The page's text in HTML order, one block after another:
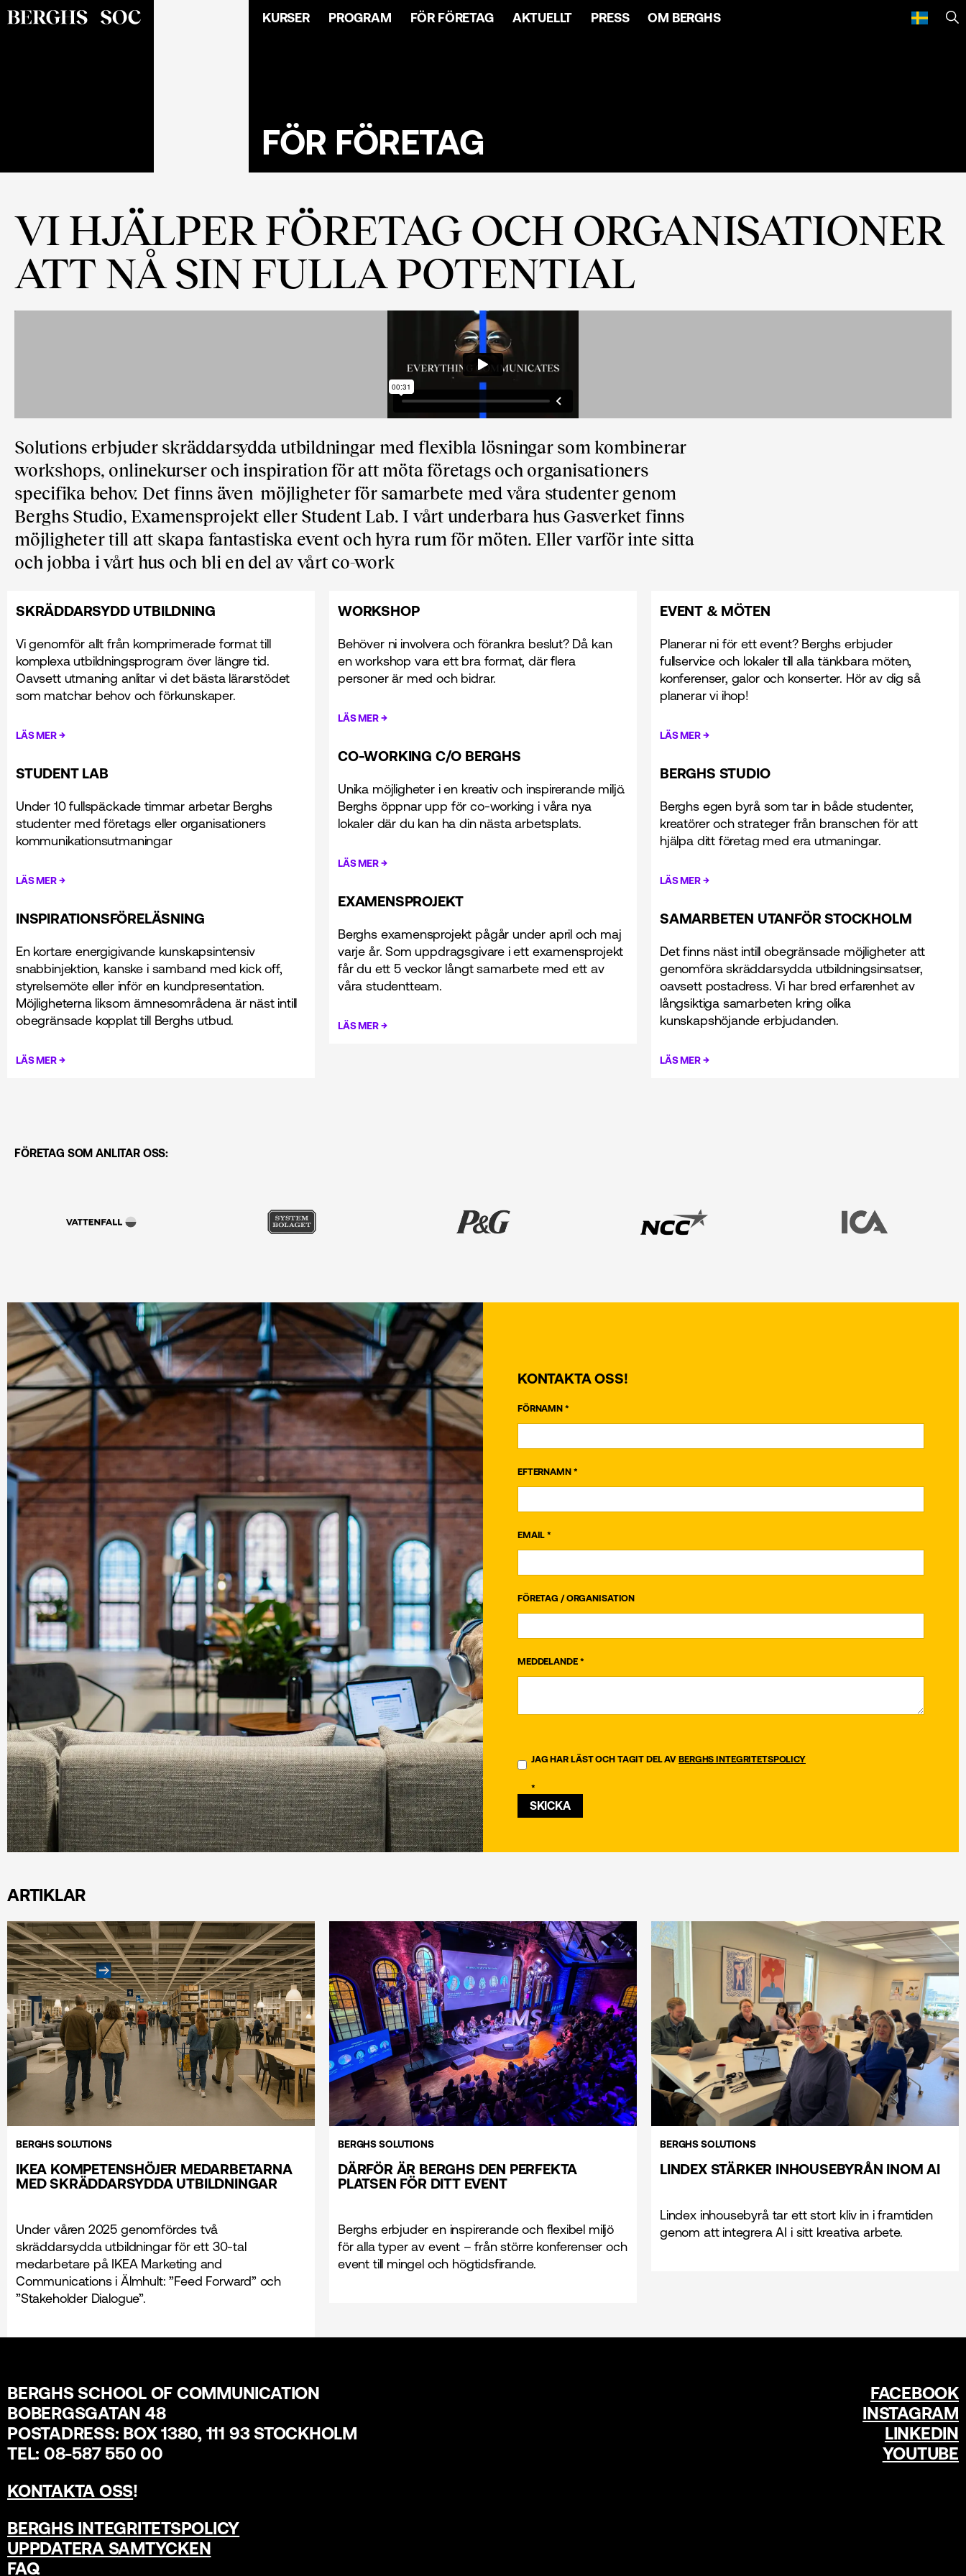
KURSER PROGRAM FÖR FÖRETAG AKTUELLT PRESS OM BERGHS
FÖR FÖRETAG
VI HJÄLPER FÖRETAG OCH ORGANISATIONER
ATT NÅ SIN FULLA POTENTIAL
Solutions erbjuder skräddarsydda utbildningar med flexibla lösningar som kombinerar
workshops, onlinekurser och inspiration för att möta företags och organisationers
specifika behov. Det finns även möjligheter för samarbete med våra studenter genom
Berghs Studio, Examensprojekt eller Student Lab. I vårt underbara hus Gasverket finns
möjligheter till att skapa fantastiska event och hyra rum för möten. Eller varför inte sitta
och jobba i vårt hus och bli en del av vårt co-work
SKRÄDDARSYDD UTBILDNING
Vi genomför allt från komprimerade format till
komplexa utbildningsprogram över längre tid.
Oavsett utmaning anlitar vi det bästa lärarstödet
som matchar behov och förkunskaper.
LÄS MER→
STUDENT LAB
Under 10 fullspäckade timmar arbetar Berghs
studenter med företags eller organisationers
kommunikationsutmaningar
LÄS MER→
INSPIRATIONSFÖRELÄSNING
En kortare energigivande kunskapsintensiv
snabbinjektion, kanske i samband med kick off,
styrelsemöte eller inför en kundpresentation.
Möjligheterna liksom ämnesområdena är näst intill
obegränsade kopplat till Berghs utbud.
LÄS MER→
WORKSHOP
Behöver ni involvera och förankra beslut? Då kan
en workshop vara ett bra format, där flera
personer är med och bidrar.
LÄS MER→
CO-WORKING C/O BERGHS
Unika möjligheter i en kreativ och inspirerande miljö.
Berghs öppnar upp för co-working i våra nya
lokaler där du kan ha din nästa arbetsplats.
LÄS MER→
EXAMENSPROJEKT
Berghs examensprojekt pågår under april och maj
varje år. Som uppdragsgivare i ett examensprojekt
får du ett 5 veckor långt samarbete med ett av
våra studentteam.
LÄS MER→
EVENT & MÖTEN
Planerar ni för ett event? Berghs erbjuder
fullservice och lokaler till alla tänkbara möten,
konferenser, galor och konserter. Hör av dig så
planerar vi ihop!
LÄS MER→
BERGHS STUDIO
Berghs egen byrå som tar in både studenter,
kreatörer och strateger från branschen för att
hjälpa ditt företag med era utmaningar.
LÄS MER→
SAMARBETEN UTANFÖR STOCKHOLM
Det finns näst intill obegränsade möjligheter att
genomföra skräddarsydda utbildningsinsatser,
oavsett postadress. Vi har bred erfarenhet av
långsiktiga samarbeten kring olika
kunskapshöjande erbjudanden.
LÄS MER→
FÖRETAG SOM ANLITAR OSS:
KONTAKTA OSS!
FÖRNAMN *
EFTERNAMN*
EMAIL *
FÖRETAG / ORGANISATION
MEDDELANDE*
JAG HAR LÄST OCH TAGIT DEL AVBERGHS INTEGRITETSPOLICY
*
SKICKA
ARTIKLAR
BERGHS SOLUTIONS
IKEA KOMPETENSHÖJER MEDARBETARNA
MED SKRÄDDARSYDDA UTBILDNINGAR
Under våren 2025 genomfördes två
skräddarsydda utbildningar för ett 30-tal
medarbetare på IKEA Marketing and
Communications i Älmhult: ”Feed Forward” och
”Stakeholder Dialogue”.
BERGHS SOLUTIONS
DÄRFÖR ÄR BERGHS DEN PERFEKTA
PLATSEN FÖR DITT EVENT
Berghs erbjuder en inspirerande och flexibel miljö
för alla typer av event – från större konferenser och
event till mingel och högtidsfirande.
BERGHS SOLUTIONS
LINDEX STÄRKER INHOUSEBYRÅN INOM AI
Lindex inhousebyrå tar ett stort kliv in i framtiden
genom att integrera AI i sitt kreativa arbete.
BERGHS SCHOOL OF COMMUNICATION
BOBERGSGATAN 48
POSTADRESS: BOX 1380, 111 93 STOCKHOLM
TEL: 08-587 550 00
KONTAKTA OSS!
BERGHS INTEGRITETSPOLICY
UPPDATERA SAMTYCKEN
FAQ
FACEBOOK
INSTAGRAM
LINKEDIN
YOUTUBE